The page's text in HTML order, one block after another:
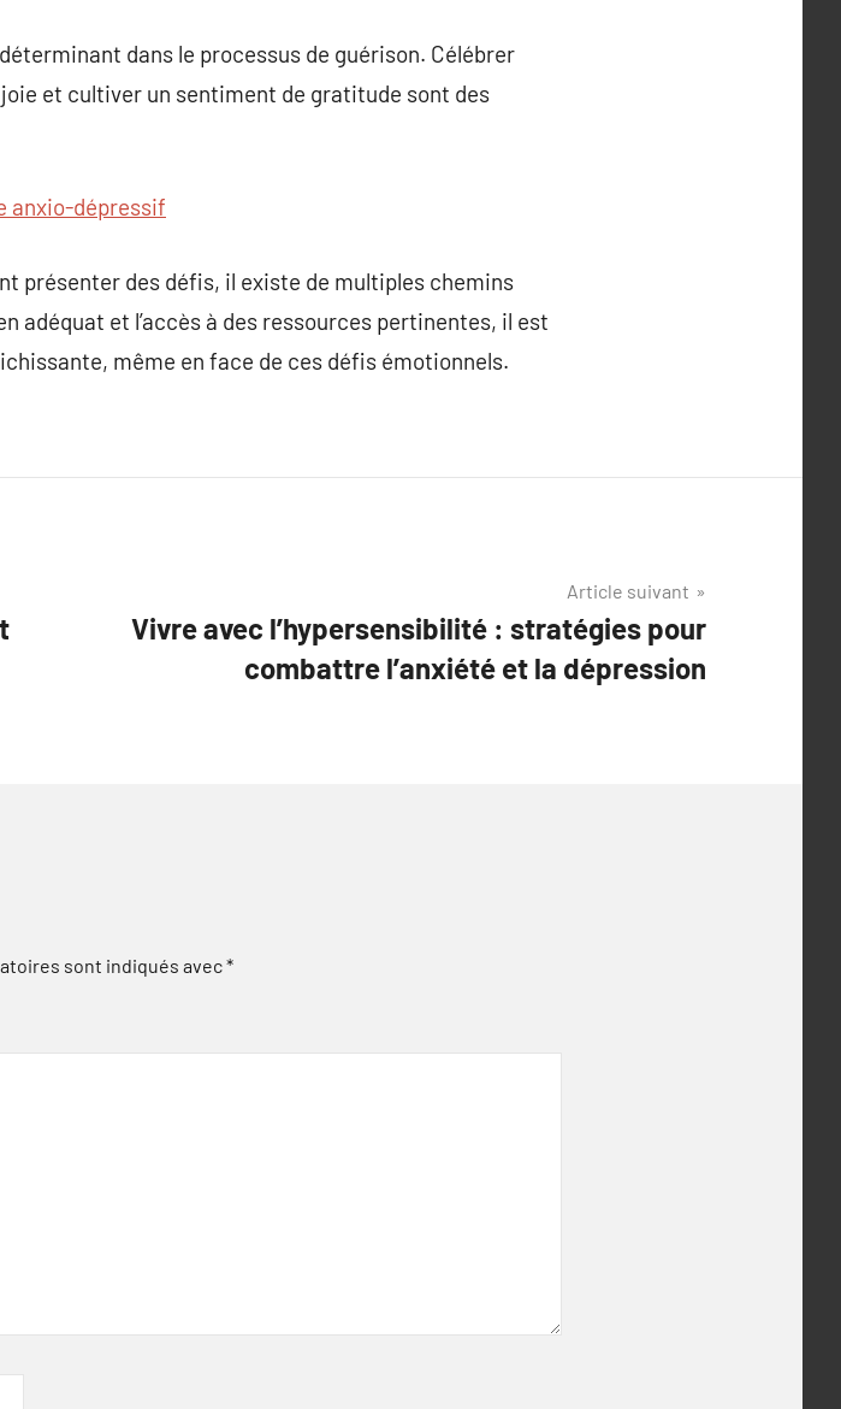
dans le processus de guérison. Célébrer
et cultiver un sentiment de gratitude sont des
anxio-dépressif
présenter des défis, il existe de multiples chemins
adéquat et l’accès à des ressources pertinentes, il est
même en face de ces défis émotionnels.
Article suivant
Vivre avec l’hypersensibilité : stratégies pour
combattre l’anxiété et la dépression
sont indiqués avec*